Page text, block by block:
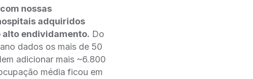
nossas
adquiridos
alto endividamento. Do
dados os mais de 50
adicionar mais ~6.800
média ficou em